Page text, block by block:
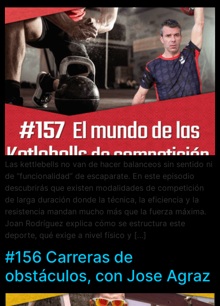
Las kettlebells no van de hacer balanceos sin sentido ni
de “funcionalidad” de escaparate. En este episodio
descubrirás que existen modalidades de competición
de larga duración donde la técnica, la eficiencia y la
resistencia mandan mucho más que la fuerza máxima.
Joan Rodríguez explica cómo se estructura este
deporte, qué exige a nivel físico y […]
#156 Carreras de
obstáculos, con Jose Agraz